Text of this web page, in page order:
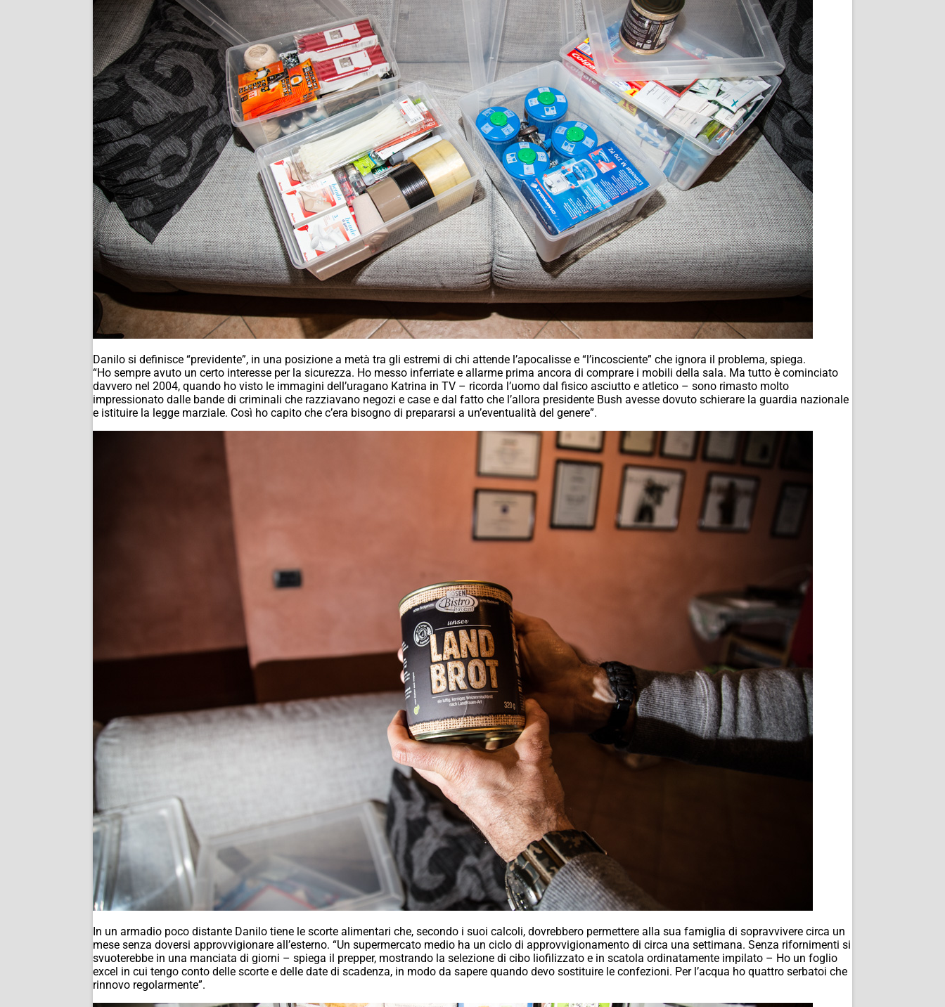
Danilo si definisce “previdente”, in una posizione a metà tra gli estremi di chi attende l’apocalisse e “l’incosciente” che ignora il problema, spiega.
“Ho sempre avuto un certo interesse per la sicurezza. Ho messo inferriate e allarme prima ancora di comprare i mobili della sala. Ma tutto è cominciato
davvero nel 2004, quando ho visto le immagini dell’uragano Katrina in TV – ricorda l’uomo dal fisico asciutto e atletico – sono rimasto molto
impressionato dalle bande di criminali che razziavano negozi e case e dal fatto che l’allora presidente Bush avesse dovuto schierare la guardia nazionale
e istituire la legge marziale. Così ho capito che c’era bisogno di prepararsi a un’eventualità del genere”.
In un armadio poco distante Danilo tiene le scorte alimentari che, secondo i suoi calcoli, dovrebbero permettere alla sua famiglia di sopravvivere circa un
mese senza doversi approvvigionare all’esterno. “Un supermercato medio ha un ciclo di approvvigionamento di circa una settimana. Senza rifornimenti si
svuoterebbe in una manciata di giorni – spiega il prepper, mostrando la selezione di cibo liofilizzato e in scatola ordinatamente impilato – Ho un foglio
excel in cui tengo conto delle scorte e delle date di scadenza, in modo da sapere quando devo sostituire le confezioni. Per l’acqua ho quattro serbatoi che
rinnovo regolarmente”.